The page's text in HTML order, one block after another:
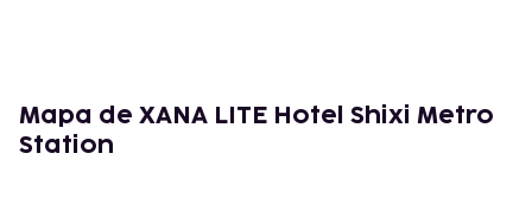
km/2,5 mi
Parque Cultural de Guangzhou - 6,6 km/4,1 mi
Mapa de XANA LITE Hotel Shixi Metro
Station